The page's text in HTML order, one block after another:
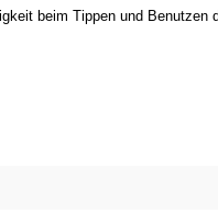
beim Tippen und